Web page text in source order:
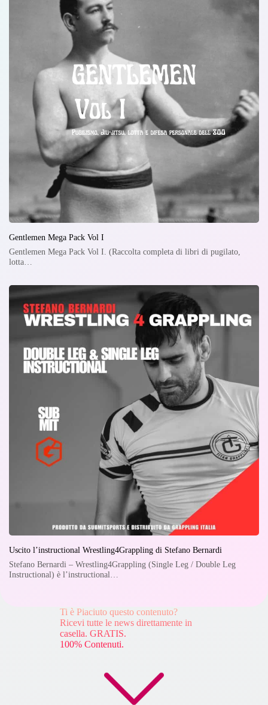
Gentlemen Mega Pack Vol I
Gentlemen Mega Pack Vol I. (Raccolta completa di libri di pugilato,
lotta…
Uscito l’instructional Wrestling4Grappling di Stefano Bernardi
Stefano Bernardi – Wrestling4Grappling (Single Leg / Double Leg
Instructional) è l’instructional…
Ti è Piaciuto questo contenuto?
Ricevi tutte le news direttamente in
casella. GRATIS.
100% Contenuti.